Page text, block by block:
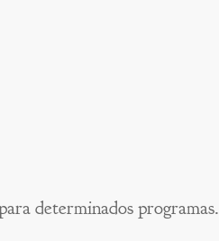
determinados programas.